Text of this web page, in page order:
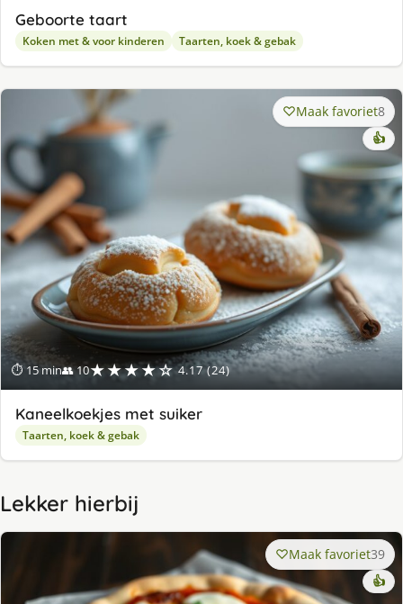
Geboorte taart
Koken met & voor kinderen Taarten, koek & gebak
⏱ 15 min👥 10★★★★☆ 4.17 (24)
Maak favoriet8
👍
Kaneelkoekjes met suiker
Taarten, koek & gebak
Lekker hierbij
Maak favoriet39
👍